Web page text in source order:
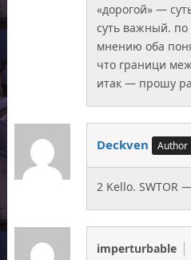
«дорогой» —
суть важный.
мнению оба
что граници
итак — прошу
Deckven
2 Kello. SWTOR
imperturbable